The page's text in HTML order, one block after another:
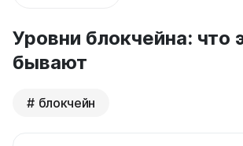
Уровни блокчейна: что
бывают
блокчейн